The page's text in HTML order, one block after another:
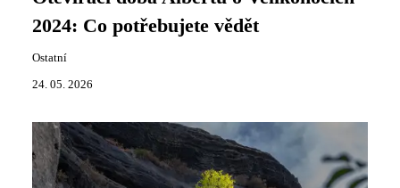
2024: Co potřebujete vědět
Ostatní
24. 05. 2026